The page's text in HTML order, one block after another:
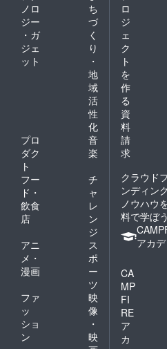
ノロ
ジー
・ガ
ジェ
ット
ち
づ
く
り
・
地
域
活
性
化
プロ
ダク
ト
音
楽
フー
ド・
飲食
店
チ
ャ
レ
ン
ジ
アニ
メ・
漫画
ス
ポ
ー
ツ
ファ
ッ
ショ
ン
映
像
・
映
ロ
ジ
ェ
ク
ト
を
作
る
資
料
請
求
クラウド
ンディン
ノウハウ
料で学ぼう
アカ
CA
MP
FI
RE
ア
カ